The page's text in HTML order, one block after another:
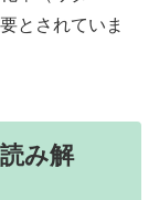
とされていま
み解